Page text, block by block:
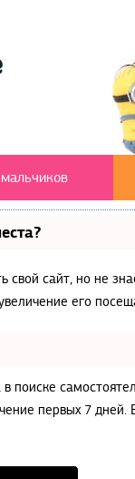
свой сайт, но не
его
поиске
первых 7